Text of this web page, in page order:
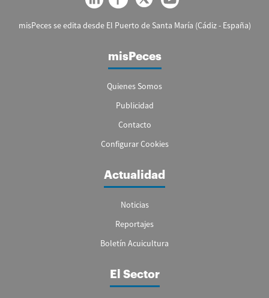
misPeces se edita desde El Puerto de Santa María (Cádiz - España)
misPeces
Quienes Somos
Publicidad
Contacto
Configurar Cookies
Actualidad
Noticias
Reportajes
Boletín Acuicultura
El Sector